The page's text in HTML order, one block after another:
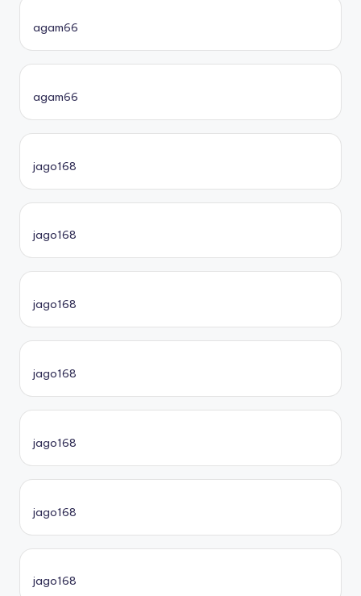
agam66
agam66
jago168
jago168
jago168
jago168
jago168
jago168
jago168